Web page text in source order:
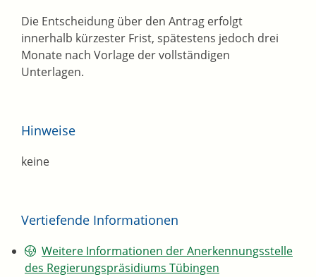
Die Entscheidung über den Antrag erfolgt
innerhalb kürzester Frist, spätestens jedoch drei
Monate nach Vorlage der vollständigen
Unterlagen.
Hinweise
keine
Vertiefende Informationen
Weitere Informationen der Anerkennungsstelle
des Regierungspräsidiums Tübingen